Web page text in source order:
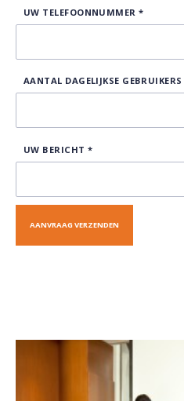
UW TELEFOONNUMMER*
AANTAL DAGELIJKSE
UW BERICHT *